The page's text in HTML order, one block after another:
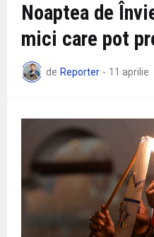
Noaptea de
mici care pot
de Reporter - 11 aprilie